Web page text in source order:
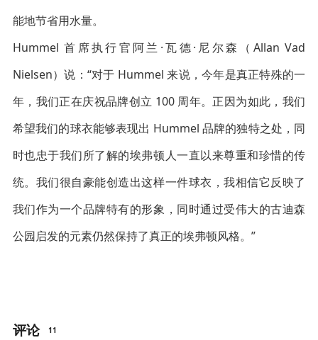
能地节省用水量。
Hummel 首席执行官阿兰·瓦德·尼尔森（Allan Vad
Nielsen）说：“对于 Hummel 来说，今年是真正特殊的一
年，我们正在庆祝品牌创立 100 周年。正因为如此，我们
希望我们的球衣能够表现出 Hummel 品牌的独特之处，同
时也忠于我们所了解的埃弗顿人一直以来尊重和珍惜的传
统。我们很自豪能创造出这样一件球衣，我相信它反映了
我们作为一个品牌特有的形象，同时通过受伟大的古迪森
公园启发的元素仍然保持了真正的埃弗顿风格。”
评论 11